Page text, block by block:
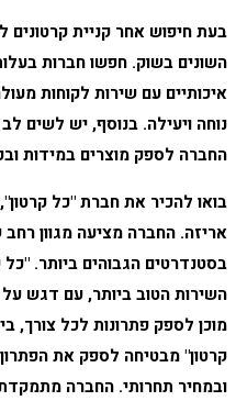
בעת חיפוש אחרקניית קרטונים
השונים בשוק. חפשו חברות
איכותיים עם שירות לקוחות
נוחה ויעילה. בנוסף, יש לשים
החברה לספק מוצרים במידות
בואו להכיר את חברת "כל
אריזה. החברה מציעה מגוון רחב
בסטנדרטים הגבוהים ביותר.
השירות הטוב ביותר, עם דגש על
מוכן לספק פתרונות לכל צורך,
קרטון" מבטיחה לספק את
ובמחיר תחרותי. החברה